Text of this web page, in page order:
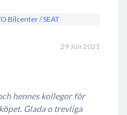
Bilcenter / SEAT
29 Jun 2021
hennes kollegor för
Glada o trevliga